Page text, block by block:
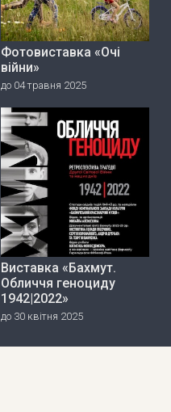
Фотовиставка «Очі
війни»
до 04 травня 2025
Виставка «Бахмут.
Обличчя геноциду
1942|2022»
до 30 квітня 2025